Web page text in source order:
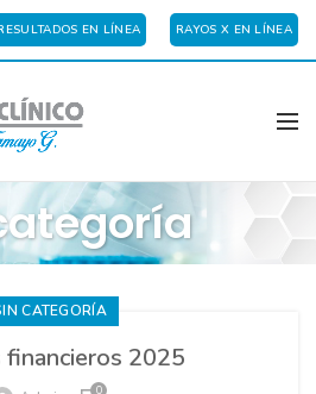
EN LÍNEA RAYOS X EN LÍNEA
CATEGORÍA
financieros 2025
0